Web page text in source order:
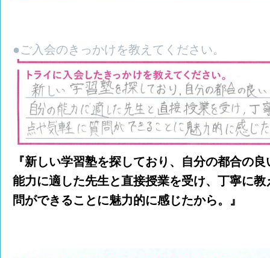
●ご入会のきっかけを教えてください。
『新しい学習塾を探しており、自分の都合の
能力に適した先生と直接授業を受け、丁寧に
問ができることに魅力的に感じたから。』